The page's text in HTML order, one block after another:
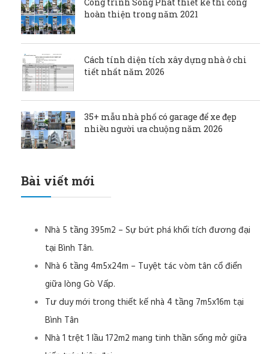
hoàn thiện trong năm 2021
Cách tính diện tích xây dựng nhà ở chi
tiết nhất năm 2026
35+ mẫu nhà phố có garage để xe đẹp
nhiều người ưa chuộng năm 2026
Bài viết mới
Nhà 5 tầng 395m2 – Sự bứt phá khối tích đương đại
tại Bình Tân.
Nhà 6 tầng 4m5x24m – Tuyệt tác vòm tân cổ điển
giữa lòng Gò Vấp.
Tư duy mới trong thiết kế nhà 4 tầng 7m5x16m tại
Bình Tân
Nhà 1 trệt 1 lầu 172m2 mang tinh thần sống mở giữa